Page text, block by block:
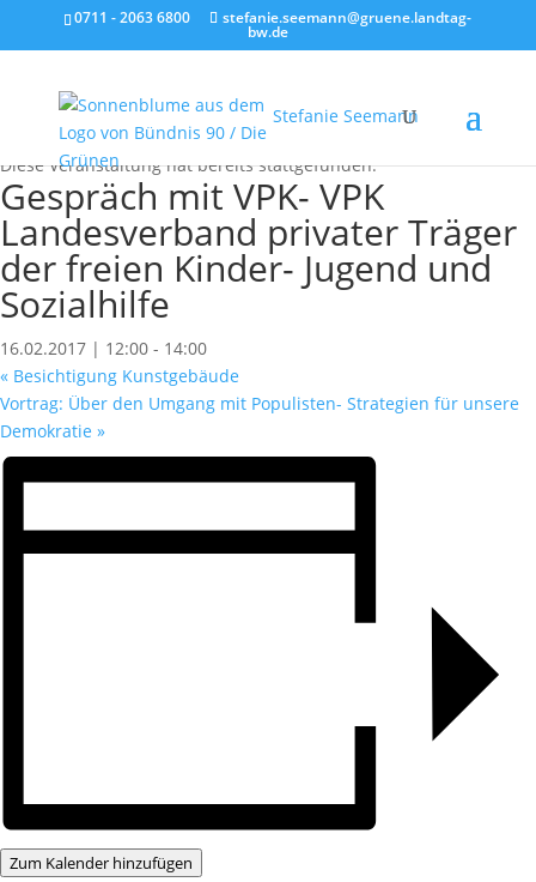
0711 - 2063 6800 stefanie.seemann@gruene.landtag-
bw.de
Stefanie Seemann
« Alle Veranstaltungen
Diese Veranstaltung hat bereits stattgefunden.
Gespräch mit VPK- VPK
Landesverband privater Träger
der freien Kinder- Jugend und
Sozialhilfe
16.02.2017 | 12:00 - 14:00
« Besichtigung Kunstgebäude
Vortrag: Über den Umgang mit Populisten- Strategien für unsere
Demokratie »
Zum Kalender hinzufügen